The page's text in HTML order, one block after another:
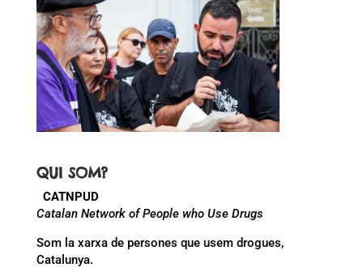
QUI SOM?
CATNPUD
Catalan Network of People who Use Drugs
Som la xarxa de persones que usem drogues,
Catalunya.